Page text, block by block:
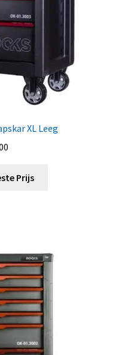
XL Leeg
Prijs